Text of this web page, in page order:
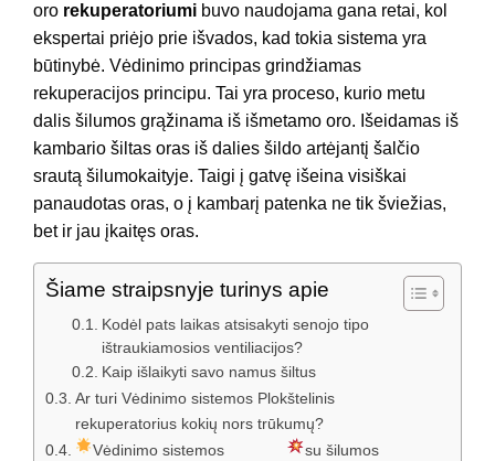
oro rekuperatoriumi buvo naudojama gana retai, kol
ekspertai priėjo prie išvados, kad tokia sistema yra
būtinybė. Vėdinimo principas grindžiamas
rekuperacijos principu. Tai yra proceso, kurio metu
dalis šilumos grąžinama iš išmetamo oro. Išeidamas iš
kambario šiltas oras iš dalies šildo artėjantį šalčio
srautą šilumokaityje. Taigi į gatvę išeina visiškai
panaudotas oras, o į kambarį patenka ne tik šviežias,
bet ir jau įkaitęs oras.
Šiame straipsnyje turinys apie
Kodėl pats laikas atsisakyti senojo tipo
ištraukiamosios ventiliacijos?
Kaip išlaikyti savo namus šiltus
Ar turi Vėdinimo sistemos Plokštelinis
rekuperatorius kokių nors trūkumų?
Vėdinimo sistemos
su šilumos